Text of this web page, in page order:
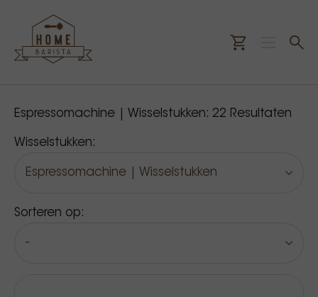
Onze producten
Espressomachine | Wisselstukken: 22 Resultaten
Wisselstukken:
Espressomachine | Wisselstukken
Sorteren op:
-